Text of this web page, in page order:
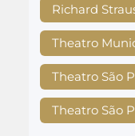
Richard
Theatro
Theatro São
Theatro São